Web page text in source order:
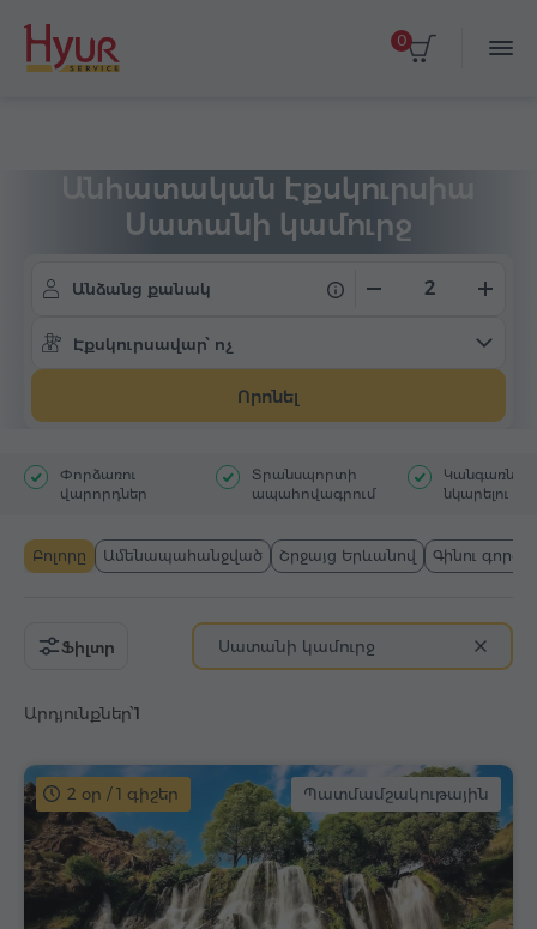
0
Անհատական էքսկուրսիա
Սատանի կամուրջ
Անձանց քանակ
Էքսկուրսավար՝ ոչ
Որոնել
Փորձառու
վարորդներ
Տրանսպորտի
ապահովագրում
Կանգառներ`
նկարելու
Բոլորը Ամենապահանջված Շրջայց Երևանով Գինու
Արդյունքներ՝1
Ֆիլտր Սատանի կամուրջ
2 օր / 1 գիշեր Պատմամշակութային